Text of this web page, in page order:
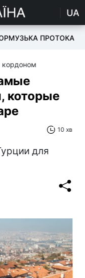
UA
ПРОТОКА
кордоном
которые
10 хв
для